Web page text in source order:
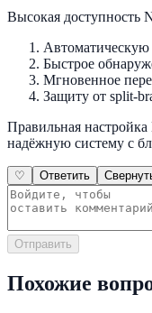
Высокая доступность
Быстрое
Мгновенное
Защиту от split-
Правильная
надёжную систему с
♡ Ответить
Отправить
Похожие